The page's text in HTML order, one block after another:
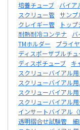
培養チューブ
バイア
スクリュー管 サンプ
クレイギー管
トッ
耐熱耐冷コンテナ
バ
TMホルダー
プライ
ディスポーザブルチュ
ディスポチューブ
キ
スクリューバイアル
スクリューバイアル
スクリューバイアル
スクリューバイアル
インサートバイアル
透明摺合せ試験管 細